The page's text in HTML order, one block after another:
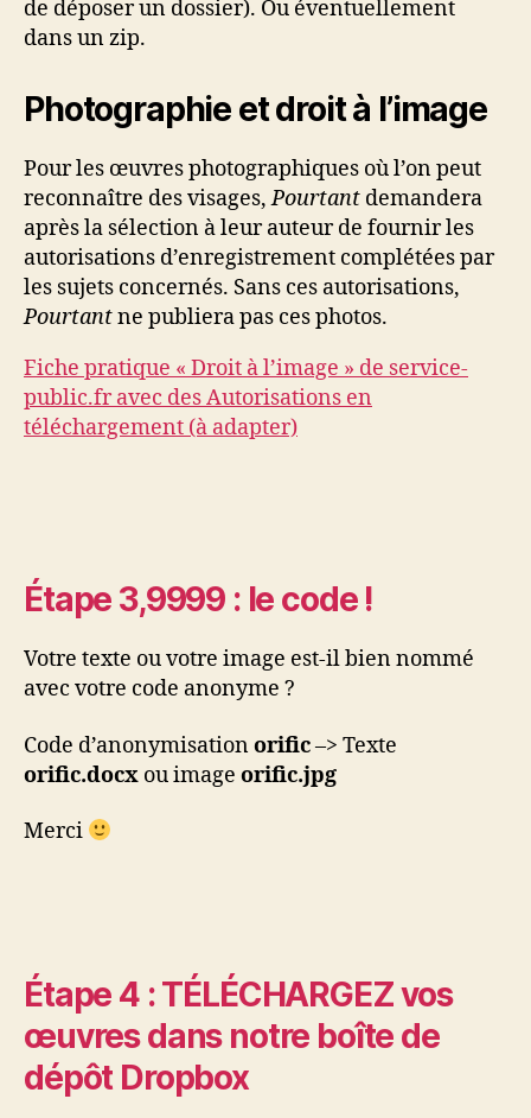
de déposer un dossier). Ou éventuellement
dans un zip.
Photographie et droit à l’image
Pour les œuvres photographiques où l’on peut
reconnaître des visages,Pourtant demandera
après la sélection à leur auteur de fournir les
autorisations d’enregistrement complétées par
les sujets concernés. Sans ces autorisations,
Pourtantne publiera pas ces photos.
Fiche pratique « Droit à l’image » de service-
public.fr avec des Autorisations en
téléchargement (à adapter)
Étape 3,9999 : le code !
Votre texte ou votre image est-il bien nommé
avec votre code anonyme ?
Code d’anonymisationorific–> Texte
orific.docx ou image orific.jpg
Merci
Étape 4 : TÉLÉCHARGEZ vos
œuvres dans notre boîte de
dépôt Dropbox